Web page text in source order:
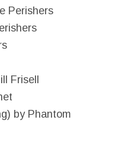
Perishers
Frisell
by Phantom